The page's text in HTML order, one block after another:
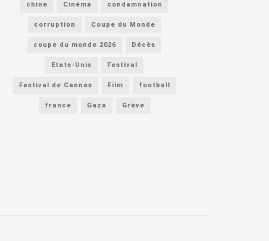
chine Cinéma condamnation
corruption Coupe du Monde
coupe du monde 2026 Décès
Etats-Unis Festival
Festival de Cannes Film football
france Gaza Grève